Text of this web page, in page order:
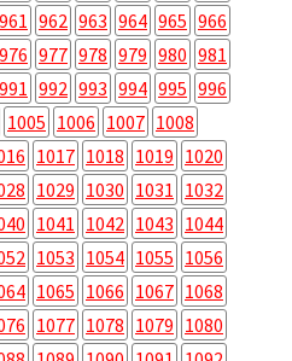
961 962 963 964 965 966
976 977 978 979 980 981
991 992 993 994 995 996
1005 1006 1007 1008
1017 1018 1019 1020
1029 1030 1031 1032
1041 1042 1043 1044
1053 1054 1055 1056
1065 1066 1067 1068
1077 1078 1079 1080